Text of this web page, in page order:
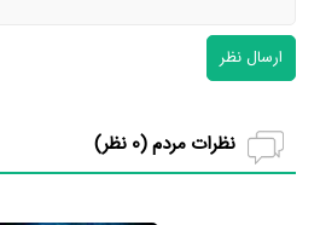
ارسال نظر
نظرات مردم (0 نظر)